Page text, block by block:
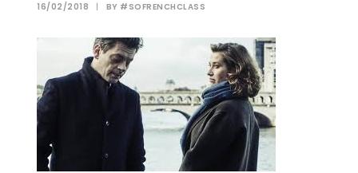
16/02/2018 | BY #SOFRENCHCLASS